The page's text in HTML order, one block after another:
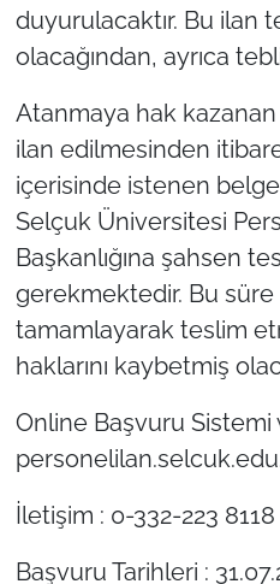
duyurulacaktır. Bu ilan
olacağından, ayrıca
Atanmaya hak
ilan edilmesinden
içerisinde istenen
Selçuk Üniversitesi
Başkanlığına şahsen
gerekmektedir. Bu
tamamlayarak teslim
haklarını kaybetmiş
Online Başvuru Sistemi
İletişim : 0-332-223
Başvuru Tarihleri :